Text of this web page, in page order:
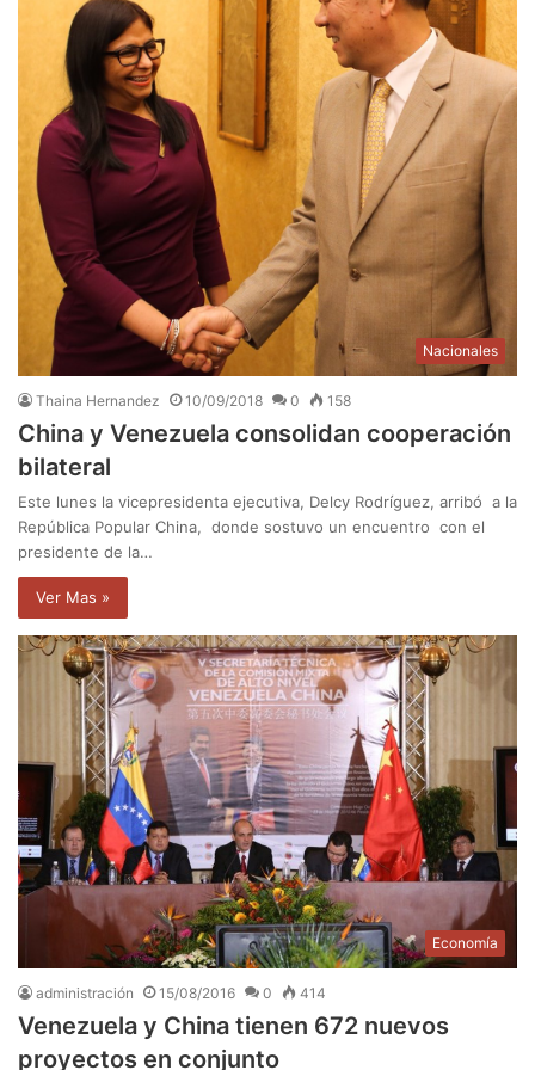
Nacionales
Thaina Hernandez 10/09/2018 0 158
China y Venezuela consolidan cooperación
bilateral
Este lunes la vicepresidenta ejecutiva, Delcy Rodríguez, arribó a la
República Popular China, donde sostuvo un encuentro con el
presidente de la…
Ver Mas »
Economía
administración 15/08/2016 0 414
Venezuela y China tienen 672 nuevos
proyectos en conjunto